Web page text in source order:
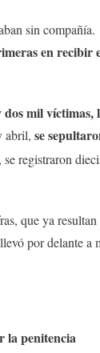
sin compañía.
en recibir
dos mil víctimas,
abril, se
registraron
que ya resultan
por delante a
la penitencia